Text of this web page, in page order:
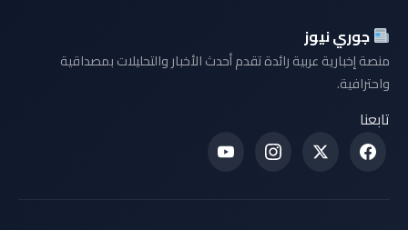
جوري نيوز
منصة إخبارية عربية رائدة تقدم أحدث الأخبار والتحليلات بمصداقية
واحترافية.
تابعنا